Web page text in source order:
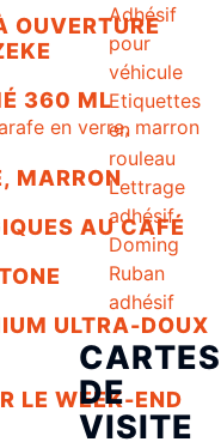
Adhésif
pour
véhicule
Etiquettes
en
rouleau
Lettrage
adhésif
Doming
Ruban
adhésif
CARTES
DE
VISITE
OUVERTURE
360 ML
MARRON
AU CAFÉ
ULTRA-DOUX
LE WEEK-END